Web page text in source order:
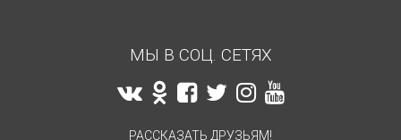
МЫ В СОЦ. СЕТЯХ
РАССКАЗАТЬ ДРУЗЬЯМ!